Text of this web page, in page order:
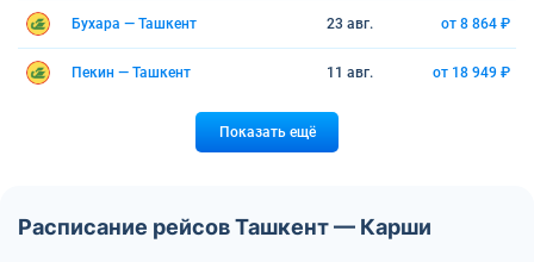
Бухара — Ташкент 23 авг. от 8 864 ₽
Пекин — Ташкент 11 авг. от 18 949 ₽
Показать ещё
Расписание рейсов Ташкент — Карши